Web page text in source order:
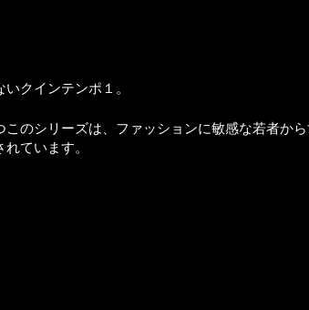
クインテンポ１。
このシリーズは、ファッションに敏感な若者か
ています。